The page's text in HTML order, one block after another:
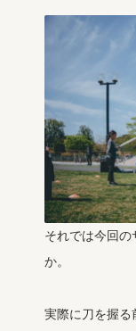
それでは今回
か。
実際に刀を握る